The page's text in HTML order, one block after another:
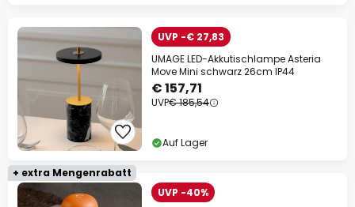
UVP -€ 27,83
UMAGE LED-Akkutischlampe Asteria
Move Mini schwarz 26cm IP44
€ 157,71
UVP€ 185,54
Auf Lager
+ extra Mengenrabatt
UVP -40%